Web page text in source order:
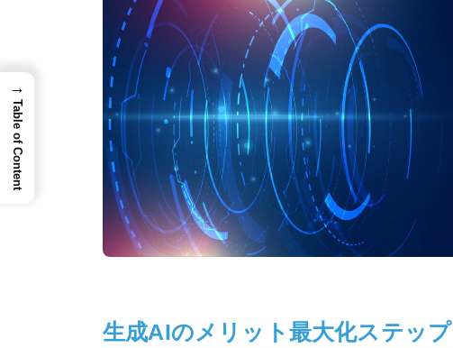
生成AIのメリット最大化ステップ
→
Table of Content